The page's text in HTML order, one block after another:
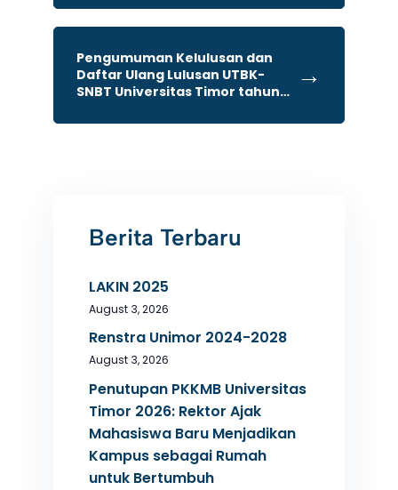
Pembangunan Wilayah
Pengumuman Kelulusan dan
Daftar Ulang Lulusan UTBK-
SNBT Universitas Timor tahun
→
Berita Terbaru
LAKIN 2025
August 3, 2026
Renstra Unimor 2024-2028
August 3, 2026
Penutupan PKKMB Universitas
Timor 2026: Rektor Ajak
Mahasiswa Baru Menjadikan
Kampus sebagai Rumah
untuk Bertumbuh